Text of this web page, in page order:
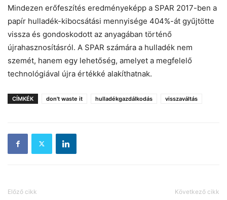
Mindezen erőfeszítés eredményeképp a SPAR 2017-ben a
papír hulladék-kibocsátási mennyisége 404%-át gyűjtötte
vissza és gondoskodott az anyagában történő
újrahasznosításról. A SPAR számára a hulladék nem
szemét, hanem egy lehetőség, amelyet a megfelelő
technológiával újra értékké alakíthatnak.
CÍMKÉK don't waste it hulladékgazdálkodás visszaváltás
Előző cikk Következő cikk